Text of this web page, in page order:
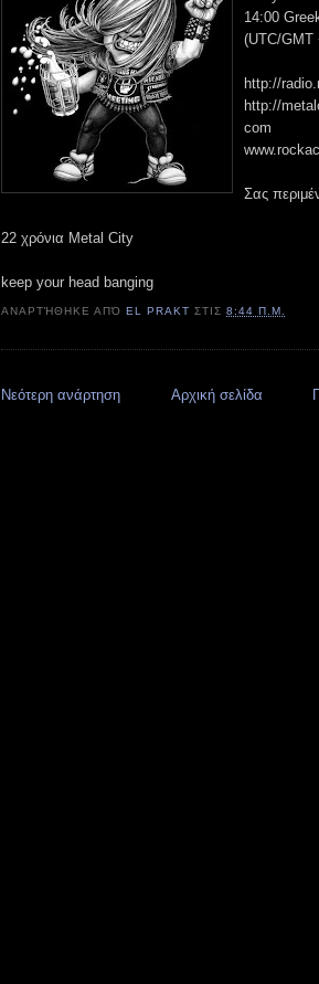
14:00
(UTC/GMT
http://
http://
com
Σας
22 χρόνια Metal City
keep your head banging
ΑΝΑΡΤΉΘΗΚΕ ΑΠΌEL PRAKT ΣΤΙΣ8:44 Π.Μ.
Νεότερη ανάρτηση Αρχική σελίδα